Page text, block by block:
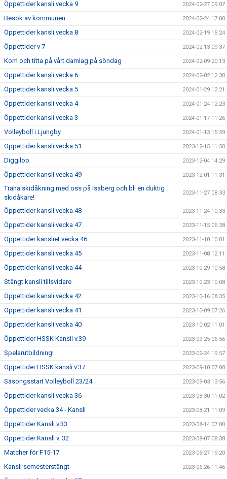
Öppettider kansli vecka 9 2024-02-27 09:07
Besök av kommunen 2024-02-24 17:00
Öppettider kansli vecka 8 2024-02-19 15:24
Öppettider v 7 2024-02-13 09:37
Kom och titta på vårt damlag på söndag 2024-02-09 20:13
Öppettider kansli vecka 6 2024-02-02 12:30
Öppettider kansli vecka 5 2024-01-29 12:21
Öppettider kansli vecka 4 2024-01-24 12:23
Öppettider kansli vecka 3 2024-01-17 11:26
Volleyboll i Ljungby 2024-01-13 15:59
Öppettider kansli vecka 51 2023-12-15 11:50
Diggiloo 2023-12-04 14:29
Öppettider kansli vecka 49 2023-12-01 11:31
Träna skidåkning med oss på Isaberg och bli en duktig
skidåkare!
2023-11-27 08:33
Öppettider kansli vecka 48 2023-11-24 10:33
Öppettider kansli vecka 47 2023-11-15 06:28
Öppettider kansliet vecka 46 2023-11-10 10:01
Öppettider kansli vecka 45 2023-11-08 12:11
Öppettider kansli vecka 44 2023-10-29 10:58
Stängt kansli tillsvidare 2023-10-23 10:08
Öppettider kansli vecka 42 2023-10-16 08:35
Öppettider kansli vecka 41 2023-10-09 07:26
Öppettider kansli vecka 40 2023-10-02 11:01
Öppettider HSSK Kansli v.39 2023-09-25 06:56
Spelarutbildning! 2023-09-24 19:57
Öppettider HSSK kansli v.37 2023-09-10 07:00
Säsongsstart Volleyboll 23/24 2023-09-03 13:56
Öppettider kansli vecka 36 2023-08-30 11:02
Öppettider vecka 34 - Kansli 2023-08-21 11:09
Öppettider Kansli v.33 2023-08-14 07:00
Öppettider Kansli v. 32 2023-08-07 08:38
Matcher för F15-17 2023-06-27 19:20
Kansli semesterstängt 2023-06-26 11:46